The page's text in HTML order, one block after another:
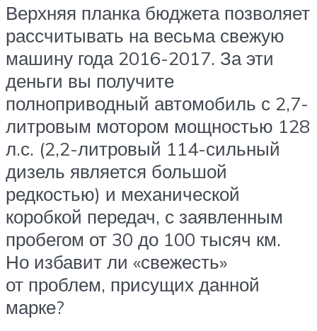
Верхняя планка бюджета позволяет
рассчитывать на весьма свежую
машину года 2016-2017. За эти
деньги вы получите
полноприводный автомобиль с 2,7-
литровым мотором мощностью 128
л.с. (2,2-литровый 114-сильный
дизель является большой
редкостью) и механической
коробкой передач, с заявленным
пробегом от 30 до 100 тысяч км.
Но избавит ли «свежесть»
от проблем, присущих данной
марке?